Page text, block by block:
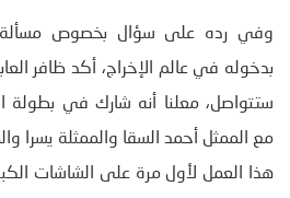
وفي رده على سؤال بخصوص مسألة
بدخوله في عالم الإخراج، أكد ظافر
ستتواصل، معلنا أنه شارك في بطولة
مع الممثل أحمد السقا والممثلة يسرا
هذا العمل لأول مرة على الشاشات